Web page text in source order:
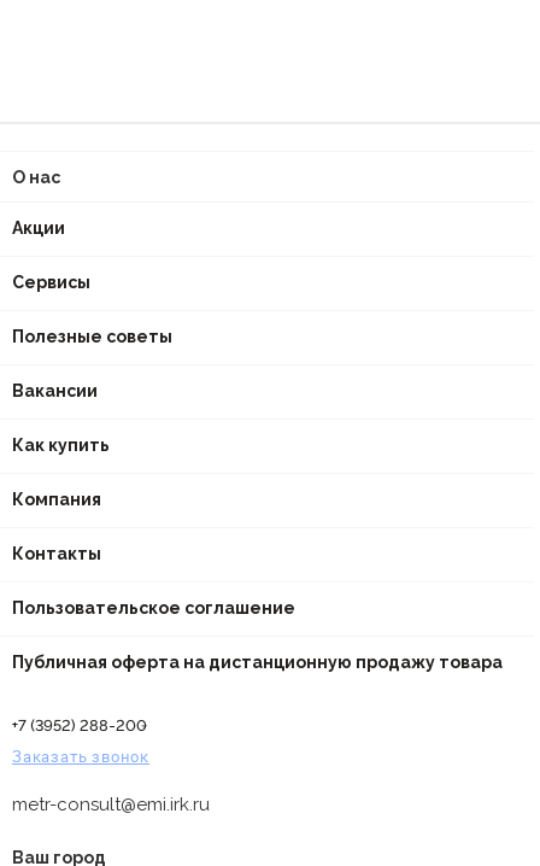
О нас
Акции
Сервисы
Полезные советы
Вакансии
Как купить
Компания
Контакты
Пользовательское соглашение
Публичная оферта на дистанционную продажу товара
+7 (3952) 288-200
Заказать звонок
metr-consult@emi.irk.ru
Ваш город